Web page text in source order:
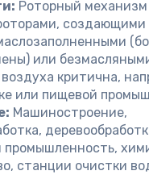
Роторный
создающими
или
критична,
или пищевой
Машиностроение,
промышленность,
станции очистки